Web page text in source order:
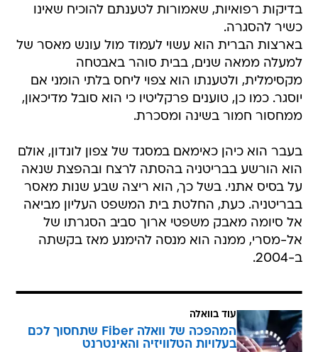
בדיקות רפואיות, שאמורות לטענתם להוכיח שאינו
כשיר להסגרה.
בארצות הברית הוא עשוי לעמוד מול עונש מאסר של
למעלה ממאה שנים, בבית סוהר באבטחה
מקסימלית, ולטענתו הוא צפוי ליחס בלתי הומני אם
יוסגר. כמו כן, טוענים פרקליטיו כי הוא סובל מדיכאון,
ממחסור חמור בשינה ומסכרת.
בעבר הוא כיהן כאימאם במסגד של צפון לונדון, אולם
הוא הורשע בבריטניה בהסתה לרצח ובהפצת שנאה
על בסיס אתני. בשל כך, הוא ריצה שבע שנות מאסר
בבריטניה. כעת, החלטת בית המשפט העליון מביאה
אל סיומה מאבק משפטי ארוך סביב הסגרתו של
אל-מסרי, ממנה הוא מנסה להימנע מאז בקשתה
ב-2004.
עוד בוואלה
המהפכה של וואלה Fiber שתחסוך לכם
בעלויות הטלוויזיה והאינטרנט